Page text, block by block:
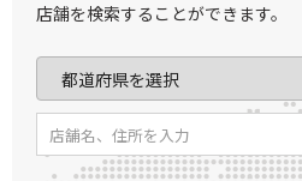
店舗を検索することができます。